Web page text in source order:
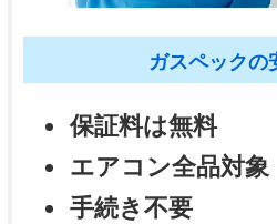
ガスペックの
保証料は無料
エアコン全品対象
手続き不要